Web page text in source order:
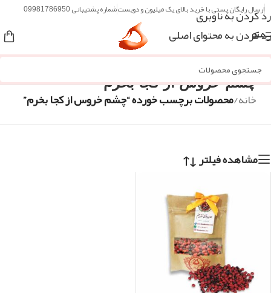
رد کردن به ناوبری
رد کردن به محتوای اصلی
ارسال رایگان پستی با خرید بالای یک میلیون و دویستشماره پشتیبانی 09981786950
منو
چشم خروس از کجا بخرم
خانه/محصولات برچسب خورده “چشم خروس از کجا بخرم”
مشاهده فیلتر